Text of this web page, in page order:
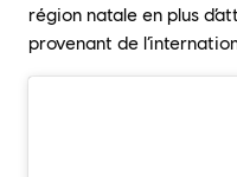
région natale en plus
provenant de